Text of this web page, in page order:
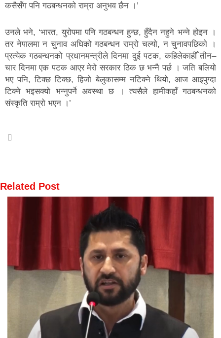
कसैसँग पनि गठबन्धनको राम्रा अनुभव छैन ।’
उनले भने, ‘भारत, युरोपमा पनि गठबन्धन हुन्छ, हुँदैन नहुने भन्ने होइन ।
तर नेपालमा न चुनाव अघिको गठबन्धन राम्रो चल्यो, न चुनावपछिको ।
प्रत्येक गठबन्धनको प्रधानमन्त्रीले दिनमा दुई पटक, कहिलेकाहीँ तीन–
चार दिनमा एक पटक आएर मेरो सरकार ठिक छ भन्नै पर्छ । जति बलियो
भए पनि, टिक्छ टिक्छ, हिजो बेलुकासम्म नटिक्ने थियो, आज आइपुग्दा
टिक्ने भइसक्यो भन्नुपर्ने अवस्था छ । त्यसैले हामीकहाँ गठबन्धनको
संस्कृति राम्रो भएन ।’
Related Post